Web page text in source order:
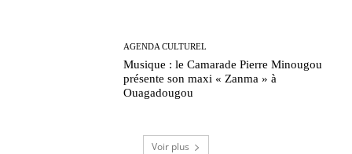
AGENDA CULTUREL
Musique : le Camarade Pierre Minougou
présente son maxi « Zanma » à
Ouagadougou
Voir plus